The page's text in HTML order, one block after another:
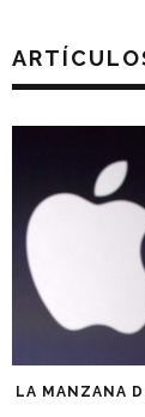
LA MANZANA